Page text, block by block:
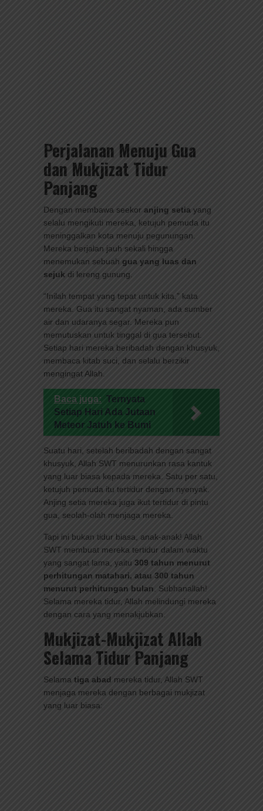
Perjalanan Menuju Gua
dan Mukjizat Tidur
Panjang
Dengan membawa seekor anjing setia yang
selalu mengikuti mereka, ketujuh pemuda itu
meninggalkan kota menuju pegunungan.
Mereka berjalan jauh sekali hingga
menemukan sebuah gua yang luas dan
sejuk di lereng gunung.
“Inilah tempat yang tepat untuk kita,” kata
mereka. Gua itu sangat nyaman, ada sumber
air dan udaranya segar. Mereka pun
memutuskan untuk tinggal di gua tersebut.
Setiap hari mereka beribadah dengan khusyuk,
membaca kitab suci, dan selalu berzikir
mengingat Allah.
Baca juga: Ternyata
Setiap Hari Ada Jutaan
Meteor Jatuh ke Bumi
Suatu hari, setelah beribadah dengan sangat
khusyuk, Allah SWT menurunkan rasa kantuk
yang luar biasa kepada mereka. Satu per satu,
ketujuh pemuda itu tertidur dengan nyenyak.
Anjing setia mereka juga ikut tertidur di pintu
gua, seolah-olah menjaga mereka.
Tapi ini bukan tidur biasa, anak-anak! Allah
SWT membuat mereka tertidur dalam waktu
yang sangat lama, yaitu 309 tahun menurut
perhitungan matahari, atau 300 tahun
menurut perhitungan bulan . Subhanallah!
Selama mereka tidur, Allah melindungi mereka
dengan cara yang menakjubkan.
Mukjizat-Mukjizat Allah
Selama Tidur Panjang
Selama tiga abad mereka tidur, Allah SWT
menjaga mereka dengan berbagai mukjizat
yang luar biasa: